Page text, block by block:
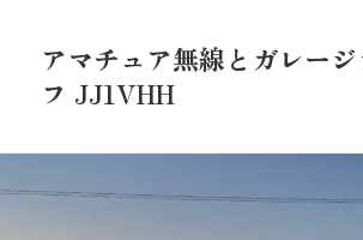
アマチュア無線とガレージ
フ JJ1VHH